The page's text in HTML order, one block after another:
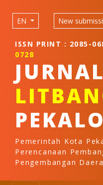
Main Navigation
Main Content
EN New
ISSN PRINT : 2085-
0728
JURNAL
Pemerintah Kota
Perencanaan
Pengembangan